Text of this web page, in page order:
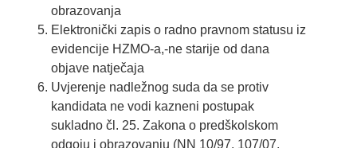
obrazovanja
Elektronički zapis o radno pravnom statusu iz
evidencije HZMO-a,-ne starije od dana
objave natječaja
Uvjerenje nadležnog suda da se protiv
kandidata ne vodi kazneni postupak
sukladno čl. 25. Zakona o predškolskom
odgoju i obrazovanju (NN 10/97, 107/07,